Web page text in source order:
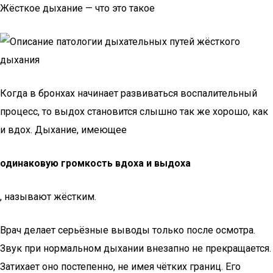
Жёсткое дыхание — что это такое
Когда в бронхах начинает развиваться воспалительный
процесс, то выдох становится слышно так же хорошо, как
и вдох. Дыхание, имеющее
одинаковую громкость вдоха и выдоха
, называют жёстким.
Врач делает серьёзные выводы только после осмотра.
Звук при нормальном дыхании внезапно не прекращается.
Затихает оно постепенно, не имея чётких границ. Его